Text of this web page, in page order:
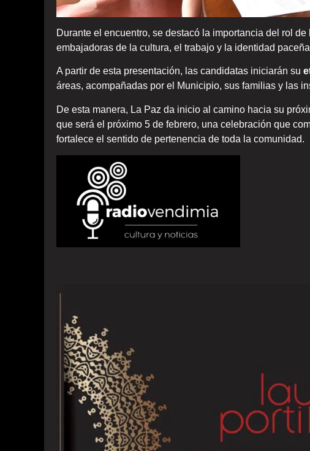
Durante el encuentro, se destacó la importancia del rol
embajadoras de la cultura, el trabajo y la identidad
A partir de esta presentación, las candidatas iniciarán su
áreas, acompañadas por el Municipio, sus familias y las
De esta manera, La Paz da inicio al camino hacia su
que será el próximo 5 de febrero, una celebración que
fortalece el sentido de pertenencia de toda la comunidad.